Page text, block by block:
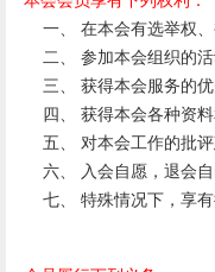
一、 在本会有选举权、
二、 参加本会组织的活
三、 获得本会服务的优
四、 获得本会各种资料
五、 对本会工作的批评
六、 入会自愿，退会自
七、 特殊情况下，享有